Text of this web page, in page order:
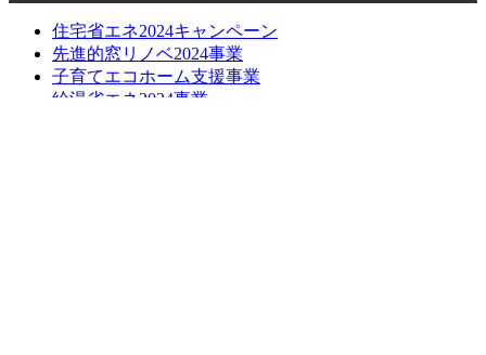
住宅省エネ2024キャンペーン
先進的窓リノベ2024事業
子育てエコホーム支援事業
給湯省エネ2024事業